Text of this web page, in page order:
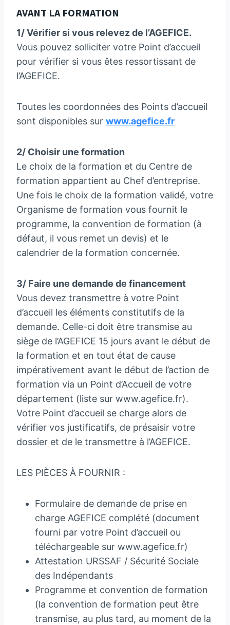
AVANT LA FORMATION
1/ Vérifier si vous relevez de l’AGEFICE.
Vous pouvez solliciter votre Point d’accueil
pour vérifier si vous êtes ressortissant de
l’AGEFICE.
Toutes les coordonnées des Points d’accueil
sont disponibles sur www.agefice.fr
2/ Choisir une formation
Le choix de la formation et du Centre de
formation appartient au Chef d’entreprise.
Une fois le choix de la formation validé, votre
Organisme de formation vous fournit le
programme, la convention de formation (à
défaut, il vous remet un devis) et le
calendrier de la formation concernée.
3/ Faire une demande de financement
Vous devez transmettre à votre Point
d’accueil les éléments constitutifs de la
demande. Celle-ci doit être transmise au
siège de l’AGEFICE 15 jours avant le début de
la formation et en tout état de cause
impérativement avant le début de l’action de
formation via un Point d’Accueil de votre
département (liste sur www.agefice.fr).
Votre Point d’accueil se charge alors de
vérifier vos justificatifs, de présaisir votre
dossier et de le transmettre à l’AGEFICE.
LES PIÈCES À FOURNIR :
Formulaire de demande de prise en
charge AGEFICE complété (document
fourni par votre Point d’accueil ou
téléchargeable sur www.agefice.fr)
Attestation URSSAF / Sécurité Sociale
des Indépendants
Programme et convention de formation
(la convention de formation peut être
transmise, au plus tard, au moment de la